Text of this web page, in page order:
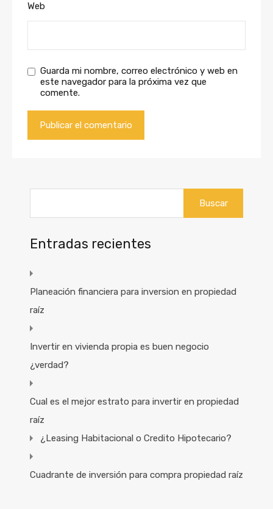
Web
Guarda mi nombre, correo electrónico y web en
este navegador para la próxima vez que
comente.
Entradas recientes
Planeación financiera para inversion en propiedad
raíz
Invertir en vivienda propia es buen negocio
¿verdad?
Cual es el mejor estrato para invertir en propiedad
raíz
¿Leasing Habitacional o Credito Hipotecario?
Cuadrante de inversión para compra propiedad raíz